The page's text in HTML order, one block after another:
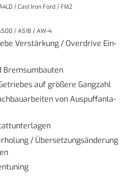
/ Cast Iron Ford / FM2
/ A518 / AW-4
Ver­stär­kung / Over­dri­ve Ein­
Brem­s­um­bau­ten
auf grö­ße­re Gang­zahl
von Aus­puff­an­la­
/ Über­set­zungs­än­de­rung